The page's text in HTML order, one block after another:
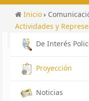
Inicio
Actividades y
Cooperación horizontal
De Interés
Proyección
Noticias